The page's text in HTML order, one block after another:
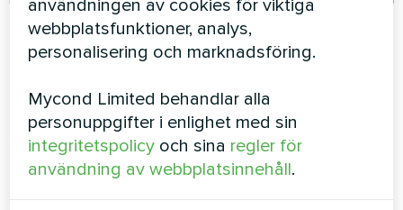
Fristående villa med
Mycond Split
BeeHeat MHS-
U12BH
MyCond Split värmepump
BeeHeat MHS-U12BH ger
Servicestation med
Mycond Split
BeeHeat-serien
MyCond Split värmepumpar
BeeHeat-serien
användningen av cookies för viktiga
webbplatsfunktioner, analys,
personalisering och marknadsföring.
Mycond Limited behandlar alla
personuppgifter i enlighet med sin
integritetspolicy och sina regler för
användning av webbplatsinnehåll.